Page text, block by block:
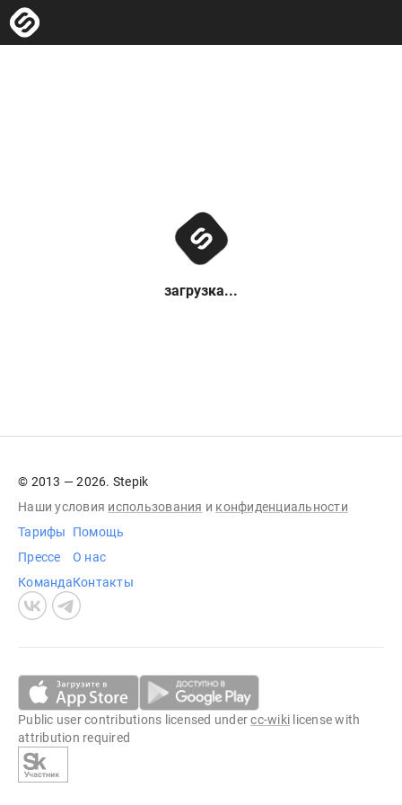
загрузка...
© 2013 — 2026. Stepik
Наши условия использования и конфиденциальности
Тарифы
Прессе
Команда
Помощь
О нас
Контакты
Public user contributions licensed undercc-wiki license with
attribution required